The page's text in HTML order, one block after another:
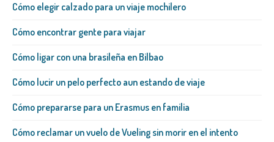
Cómo elegir calzado para un viaje mochilero
Cómo encontrar gente para viajar
Cómo ligar con una brasileña​ en Bilbao
Cómo lucir un pelo perfecto aun estando de viaje
Cómo prepararse para un Erasmus en familia
Cómo reclamar un vuelo de Vueling sin morir en el intento